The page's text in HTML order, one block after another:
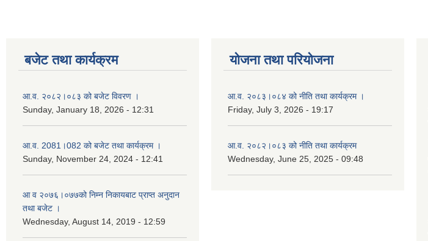
बजेट तथा कार्यक्रम
आ.व. २०८२।०८३ को बजेट विवरण ।
Sunday, January 18, 2026 - 12:31
आ.व. 2081।082 को बजेट तथा कार्यक्रम ।
Sunday, November 24, 2024 - 12:41
आ‌ व २०७६।०७७को निम्न निकायबाट प्राप्त अनुदान
तथा बजेट ।
Wednesday, August 14, 2019 - 12:59
योजना तथा परियोजना
आ.व. २०८३।०८४ को नीति तथा कार्यक्रम ।
Friday, July 3, 2026 - 19:17
आ.व. २०८२।०८३ को नीति तथा कार्यक्रम
Wednesday, June 25, 2025 - 09:48